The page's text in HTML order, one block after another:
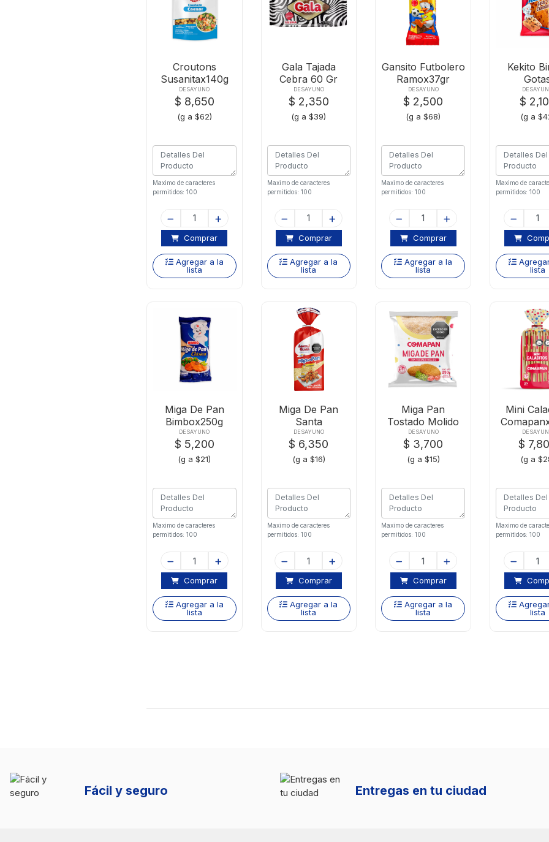
Croutons
Susanitax140g
Cesar Bls
DESAYUNO
$ 8,650
(g a $62)
Maximo de caracteres
permitidos: 100
Comprar
Agregar a la
lista
Gala Tajada
Cebra 60 Gr
DESAYUNO
$ 2,350
(g a $39)
Maximo de caracteres
permitidos: 100
Comprar
Agregar a la
lista
Gansito Futbolero
Ramox37gr
DESAYUNO
$ 2,500
(g a $68)
Maximo de caracteres
permitidos: 100
Comprar
Agregar a la
lista
Kekito
$
(g a
Maximo de
permitidos: 100
lista
Miga De Pan
Bimbox250g
DESAYUNO
$ 5,200
(g a $21)
Maximo de caracteres
permitidos: 100
Comprar
Agregar a la
lista
Miga De Pan
Santa
Clarax400g
DESAYUNO
$ 6,350
(g a $16)
Maximo de caracteres
permitidos: 100
Comprar
Agregar a la
lista
Miga Pan
Tostado Molido
Comapanx250gr
DESAYUNO
$ 3,700
(g a $15)
Maximo de caracteres
permitidos: 100
Comprar
Agregar a la
lista
Mini
$
(g a
Maximo de
permitidos: 100
lista
Fácil y seguro Entregas en tu ciudad